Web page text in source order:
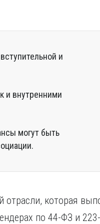
и
и внутренними
могут быть
отрасли, которая
по 44-ФЗ и